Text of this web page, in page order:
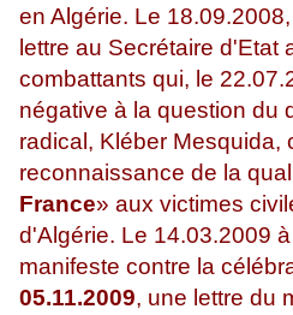
en Algérie. Le
lettre au Secrétaire d'Etat
combattants qui, le
négative à la question du
radical, Kléber Mesquida,
reconnaissance de la
France» aux victimes
d'Algérie. Le 14.03.2009
manifeste contre la
05.11.2009, une lettre du